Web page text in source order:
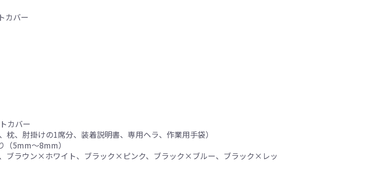
カバー
カバー
、肘掛けの1席分、装着説明書、専用ヘラ、作業用手袋）
（5mm～8mm）
ブラウン×ホワイト、ブラック×ピンク、ブラック×ブルー、ブラック×レッ